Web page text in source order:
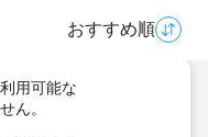
おすすめ順
用可能な
ん。